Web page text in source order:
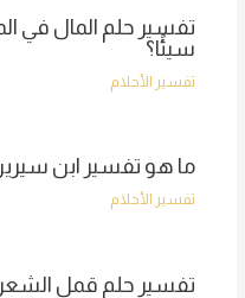
تفسير حلم المال في
سيئًا؟
تفسير الأحلام
ما هو تفسير ابن سيرين
تفسير الأحلام
تفسير حلم قمل